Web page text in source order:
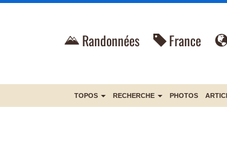
Randonnées France
TOPOS RECHERCHE PHOTOS